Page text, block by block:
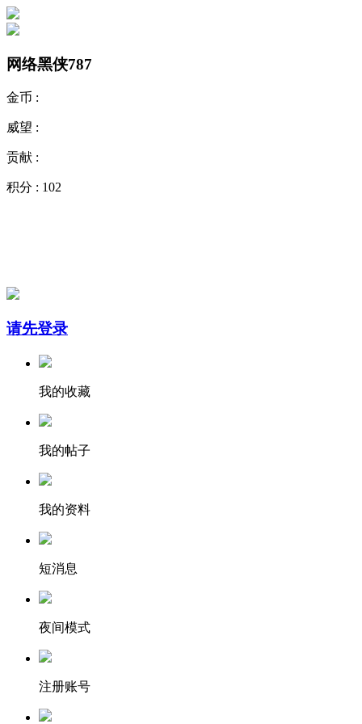
网络黑侠787
金币 :
威望 :
贡献 :
积分 : 102
请先登录
我的收藏
我的帖子
我的资料
短消息
夜间模式
注册账号